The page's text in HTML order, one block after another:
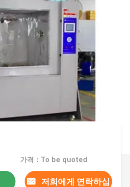
가격：To be quoted
저희에게 연락하십